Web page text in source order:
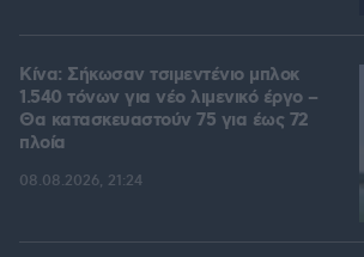
Κίνα: Σήκωσαν τσιμεντένιο μπλοκ
1.540 τόνων για νέο λιμενικό έργο –
Θα κατασκευαστούν 75 για έως 72
πλοία
08.08.2026, 21:24